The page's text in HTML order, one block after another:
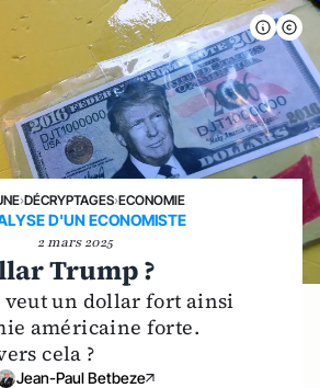
›DÉCRYPTAGES›ECONOMIE
D'UN ECONOMISTE
2 mars 2025
Trump ?
un dollar fort ainsi
américaine forte.
cela ?
Jean-Paul Betbeze